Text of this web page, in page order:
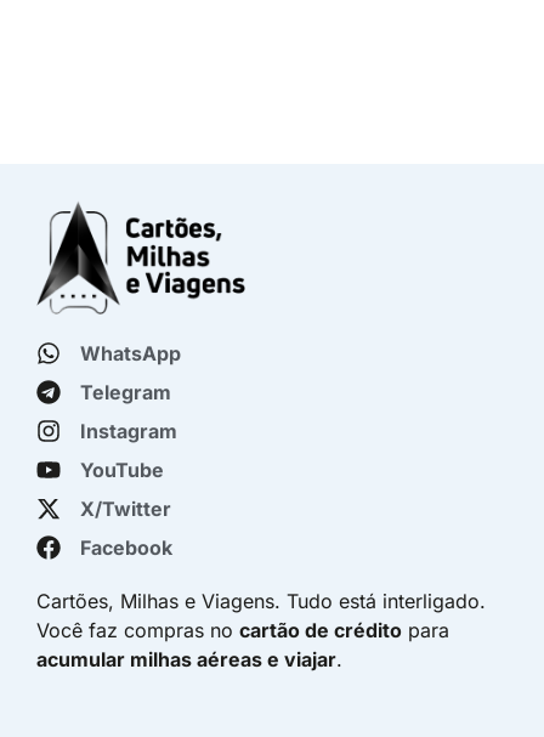
WhatsApp
Telegram
Instagram
YouTube
X/Twitter
Facebook
Cartões, Milhas e Viagens. Tudo está interligado.
Você faz compras no cartão de crédito para
acumular milhas aéreas e viajar.